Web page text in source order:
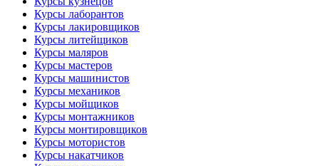
Курсы лаборантов
Курсы лакировщиков
Курсы литейщиков
Курсы маляров
Курсы мастеров
Курсы машинистов
Курсы механиков
Курсы мойщиков
Курсы монтажников
Курсы монтировщиков
Курсы мотористов
Курсы накатчиков